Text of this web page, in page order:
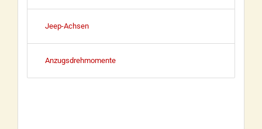
Jeep-Achsen
Anzugsdrehmomente